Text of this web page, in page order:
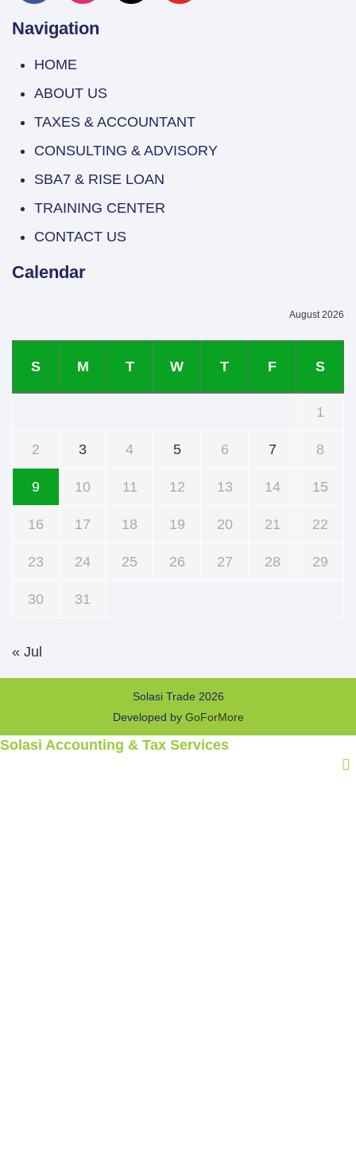
Navigation
HOME
ABOUT US
TAXES & ACCOUNTANT
CONSULTING & ADVISORY
SBA7 & RISE LOAN
TRAINING CENTER
CONTACT US
Calendar
August 2026
S M T W T F S
1
2 3 4 5 6 7 8
9 10 11 12 13 14 15
16 17 18 19 20 21 22
23 24 25 26 27 28 29
30 31
« Jul
Solasi Trade 2026
Developed by GoForMore
Solasi Accounting & Tax Services